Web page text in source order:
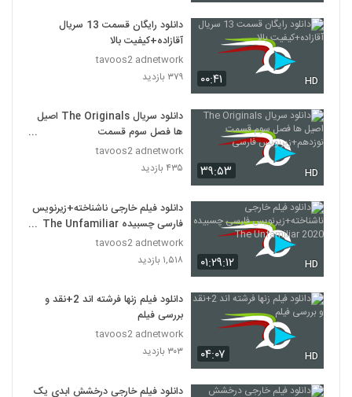
۰۰:۴۱ HD
دانلود رایگان قسمت 13 سریال
آقازاده+کیفیت بالا
tavoos2 adnetwork
۳۷۹ بازدید
۳۹:۵۳ HD
دانلود سریال The Originals اصیل
ها فصل سوم قسمت
نوزدهم+زیرنویس فارسی
tavoos2 adnetwork
۴۳۵ بازدید
۰۱:۲۹:۱۲ HD
دانلود فیلم خارجی ناشناخته+زیرنویس
فارسی چسبیده The Unfamiliar
2020
tavoos2 adnetwork
۱,۵۱۸ بازدید
۰۴:۰۷ HD
دانلود فیلم زنها فرشته اند 2+نقد و
بررسی فیلم
tavoos2 adnetwork
۳۰۳ بازدید
دانلود فیلم خارجی درخشش ابدی یک